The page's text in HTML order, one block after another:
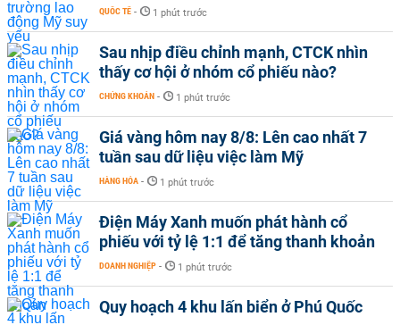
QUỐC TẾ - 1 phút trước
Sau nhịp điều chỉnh mạnh, CTCK nhìn
thấy cơ hội ở nhóm cổ phiếu nào?
CHỨNG KHOÁN - 1 phút trước
Giá vàng hôm nay 8/8: Lên cao nhất 7
tuần sau dữ liệu việc làm Mỹ
HÀNG HÓA - 1 phút trước
Điện Máy Xanh muốn phát hành cổ
phiếu với tỷ lệ 1:1 để tăng thanh khoản
DOANH NGHIỆP - 1 phút trước
Quy hoạch 4 khu lấn biển ở Phú Quốc